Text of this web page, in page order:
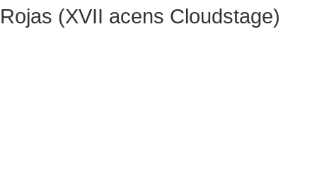
Rojas (XVII acens Cloudstage)